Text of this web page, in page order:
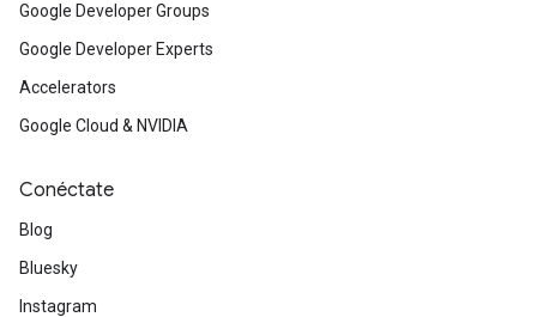
Google Developer Groups
Google Developer Experts
Accelerators
Google Cloud & NVIDIA
Conéctate
Blog
Bluesky
Instagram